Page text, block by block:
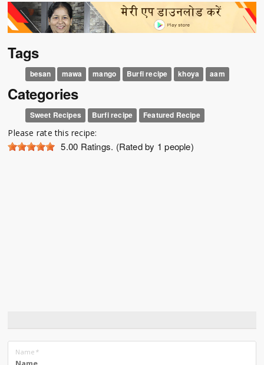
Tags
besan mawa mango Burfi recipe khoya aam
Categories
Sweet Recipes Burfi recipe Featured Recipe
Please rate this recipe:
5.00 Ratings. (Rated by 1 people)
Name *